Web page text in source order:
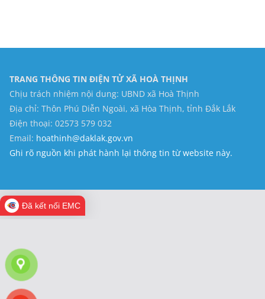
TRANG THÔNG TIN ĐIỆN TỬ XÃ HOÀ THỊNH
Chịu trách nhiệm nội dung: UBND xã Hoà Thịnh
Địa chỉ: Thôn Phú Diễn Ngoài, xã Hòa Thịnh, tỉnh Đắk Lắk
Điện thoại: 02573 579 032
Email: hoathinh@daklak.gov.vn
Ghi rõ nguồn khi phát hành lại thông tin từ website này.
Đã kết nối EMC